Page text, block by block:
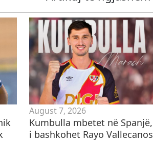
August 7, 2026
Kumbulla mbetet në Spanjë,
i bashkohet Rayo Vallecanos